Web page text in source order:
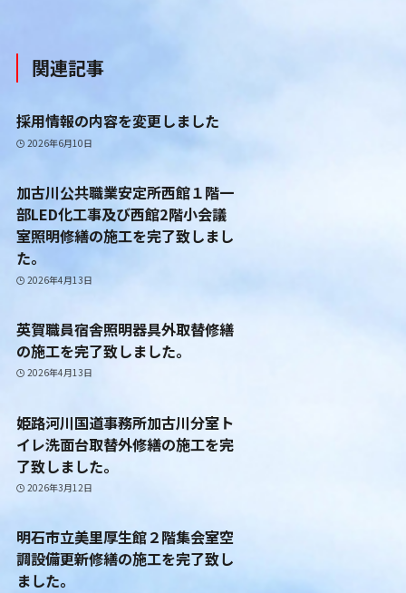
関連記事
採用情報の内容を変更しました
2026年6月10日
加古川公共職業安定所西館１階一
部LED化工事及び西館2階小会議
室照明修繕の施工を完了致しまし
た。
2026年4月13日
英賀職員宿舎照明器具外取替修繕
の施工を完了致しました。
2026年4月13日
姫路河川国道事務所加古川分室ト
イレ洗面台取替外修繕の施工を完
了致しました。
2026年3月12日
明石市立美里厚生館２階集会室空
調設備更新修繕の施工を完了致し
ました。